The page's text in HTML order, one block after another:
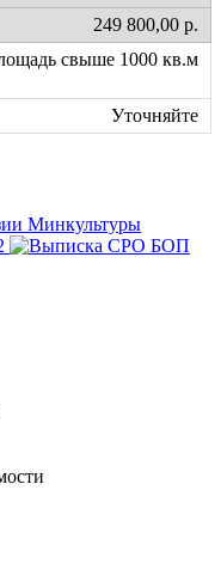
249 800,00 р.
свыше 1000 кв.м
Уточняйте